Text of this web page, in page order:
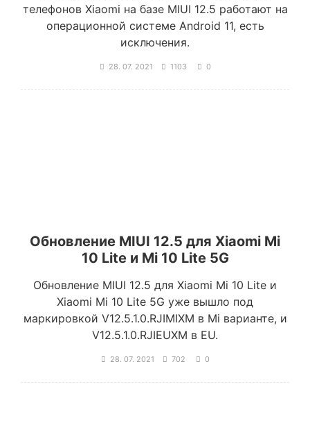
телефонов Xiaomi на базе MIUI 12.5 работают на
операционной системе Android 11, есть
исключения.
28. 07. 2021 1103 0
Обновление MIUI 12.5 для Xiaomi Mi
10 Lite и Mi 10 Lite 5G
Обновление MIUI 12.5 для Xiaomi Mi 10 Lite и
Xiaomi Mi 10 Lite 5G уже вышло под
маркировкой V12.5.1.0.RJIMIXM в Mi варианте, и
V12.5.1.0.RJIEUXM в EU.
28. 07. 2021 702 0